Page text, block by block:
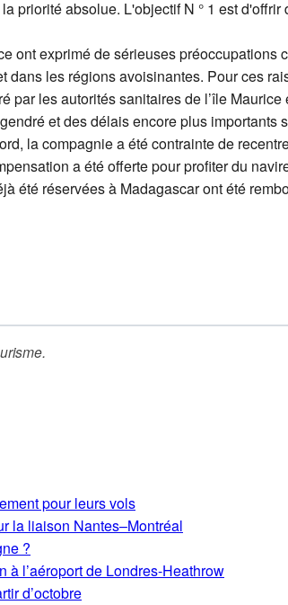
priorité absolue. L'objectif N ° 1 est
ont exprimé de sérieuses préoccupations
les régions avoisinantes. Pour ces
par les autorités sanitaires de l’île
et des délais encore plus importants
la compagnie a été contrainte de
a été offerte pour profiter du
été réservées à Madagascar ont été
.
pour leurs vols
la liaison Nantes–Montréal
?
à l’aéroport de Londres-Heathrow
d’octobre